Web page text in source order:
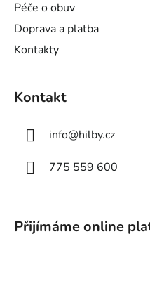
Péče o obuv
Doprava a platba
Kontakty
Kontakt
info@hilby.cz
775 559 600
Přijímáme online